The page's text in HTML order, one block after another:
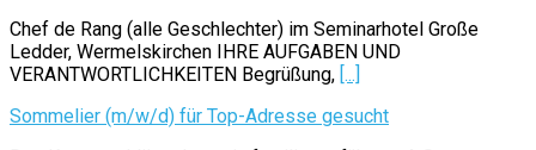
Chef de Rang (alle Geschlechter) im Seminarhotel Große
Ledder, Wermelskirchen IHRE AUFGABEN UND
VERANTWORTLICHKEITEN Begrüßung, [...]
Sommelier (m/w/d) für Top-Adresse gesucht